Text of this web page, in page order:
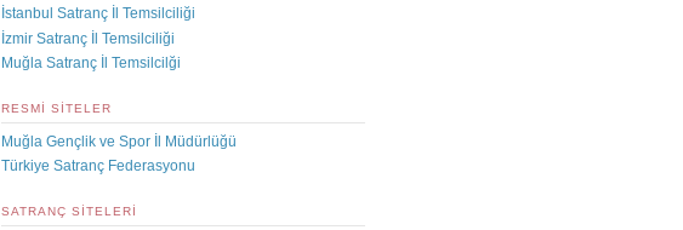
İstanbul Satranç İl Temsilciliği
İzmir Satranç İl Temsilciliği
Muğla Satranç İl Temsilcilği
RESMI SITELER
Muğla Gençlik ve Spor İl Müdürlüğü
Türkiye Satranç Federasyonu
SATRANÇ SITELERI